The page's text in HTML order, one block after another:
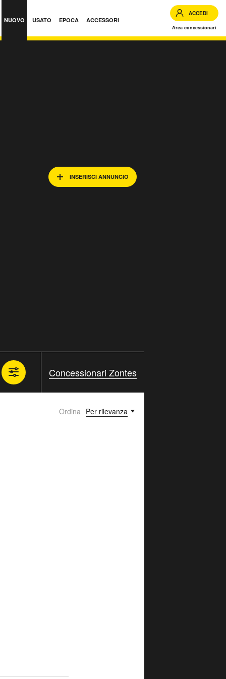
NUOVO USATO EPOCA ACCESSORI
ACCEDI
Area concessionari
INSERISCI ANNUNCIO
Concessionari Zontes
Ordina Per rilevanza